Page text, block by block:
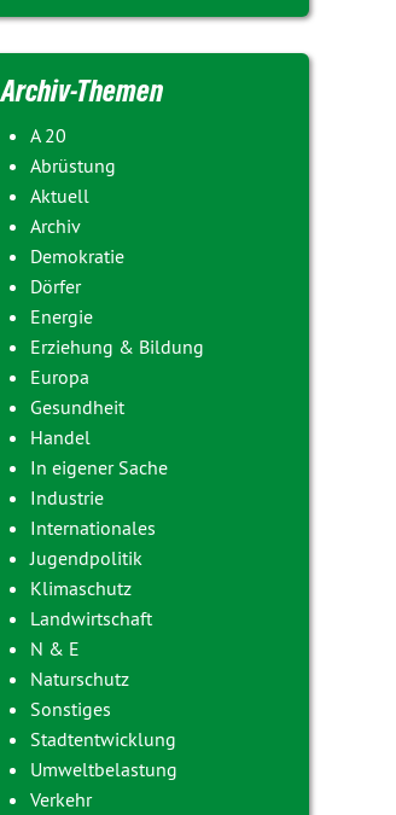
Archiv-Themen
A 20
Abrüstung
Aktuell
Archiv
Demokratie
Dörfer
Energie
Erziehung & Bildung
Europa
Gesundheit
Handel
In eigener Sache
Industrie
Internationales
Jugendpolitik
Klimaschutz
Landwirtschaft
N & E
Naturschutz
Sonstiges
Stadtentwicklung
Umweltbelastung
Verkehr